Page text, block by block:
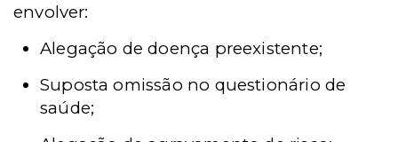
envolver:
Alegação de doença preexistente;
Suposta omissão no questionário de
saúde;